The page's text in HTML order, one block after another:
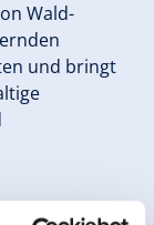
Wald-
und bringt